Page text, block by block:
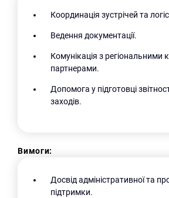
Координація зустрічей та
Ведення документації.
Комунікація з регіональними
партнерами.
Допомога у підготовці
заходів.
Вимоги:
Досвід адміністративної та
підтримки.